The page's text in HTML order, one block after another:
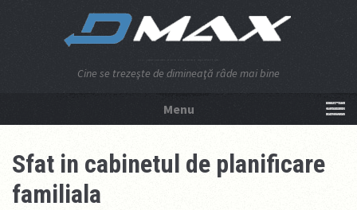
Cine se trezeşte de dimineaţă râde mai bine
Menu
Sfat in cabinetul de planificare
familiala